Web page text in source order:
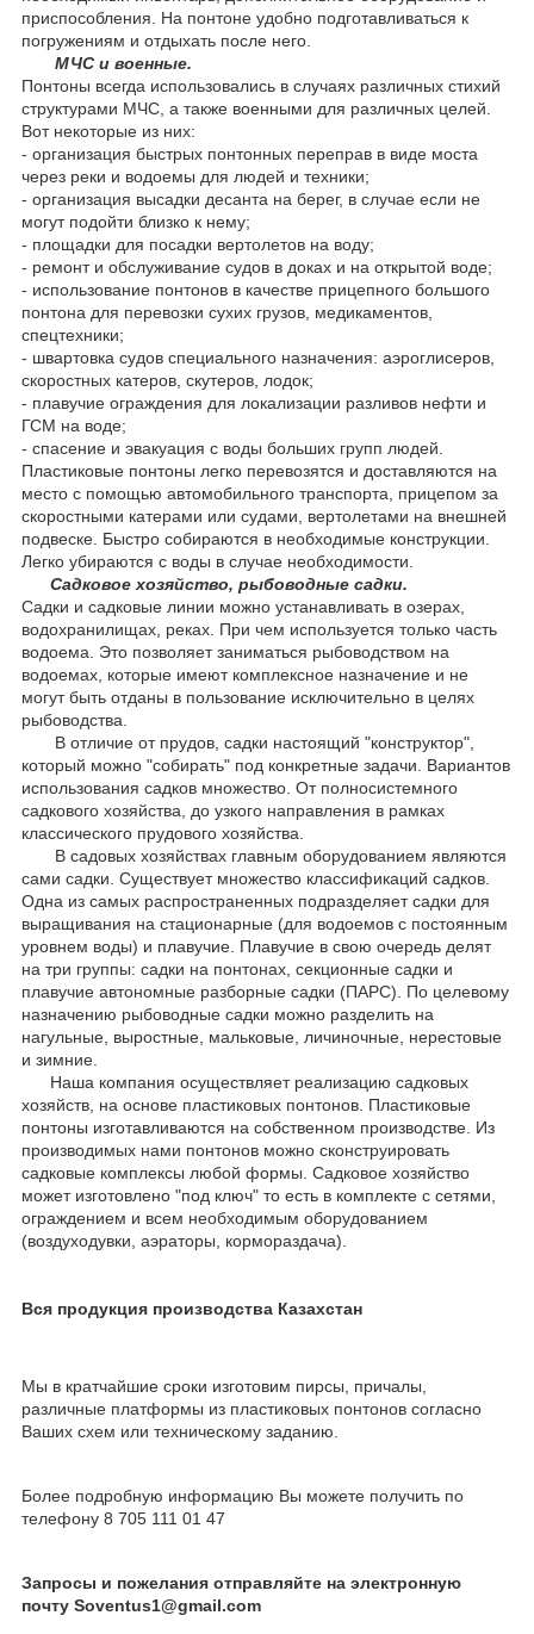
приспособления. На понтоне удобно подготавливаться к
погружениям и отдыхать после него.
МЧС и военные.
Понтоны всегда использовались в случаях различных стихий
структурами МЧС, а также военными для различных целей.
Вот некоторые из них:
- организация быстрых понтонных переправ в виде моста
через реки и водоемы для людей и техники;
- организация высадки десанта на берег, в случае если не
могут подойти близко к нему;
- площадки для посадки вертолетов на воду;
- ремонт и обслуживание судов в доках и на открытой воде;
- использование понтонов в качестве прицепного большого
понтона для перевозки сухих грузов, медикаментов,
спецтехники;
- швартовка судов специального назначения: аэроглисеров,
скоростных катеров, скутеров, лодок;
- плавучие ограждения для локализации разливов нефти и
ГСМ на воде;
- спасение и эвакуация с воды больших групп людей.
Пластиковые понтоны легко перевозятся и доставляются на
место с помощью автомобильного транспорта, прицепом за
скоростными катерами или судами, вертолетами на внешней
подвеске. Быстро собираются в необходимые конструкции.
Легко убираются с воды в случае необходимости.
Садковое хозяйство, рыбоводные садки.
Садки и садковые линии можно устанавливать в озерах,
водохранилищах, реках. При чем используется только часть
водоема. Это позволяет заниматься рыбоводством на
водоемах, которые имеют комплексное назначение и не
могут быть отданы в пользование исключительно в целях
рыбоводства.
В отличие от прудов, садки настоящий "конструктор",
который можно "собирать" под конкретные задачи. Вариантов
использования садков множество. От полносистемного
садкового хозяйства, до узкого направления в рамках
классического прудового хозяйства.
В садовых хозяйствах главным оборудованием являются
сами садки. Существует множество классификаций садков.
Одна из самых распространенных подразделяет садки для
выращивания на стационарные (для водоемов с постоянным
уровнем воды) и плавучие. Плавучие в свою очередь делят
на три группы: садки на понтонах, секционные садки и
плавучие автономные разборные садки (ПАРС). По целевому
назначению рыбоводные садки можно разделить на
нагульные, выростные, мальковые, личиночные, нерестовые
и зимние.
Наша компания осуществляет реализацию садковых
хозяйств, на основе пластиковых понтонов. Пластиковые
понтоны изготавливаются на собственном производстве. Из
производимых нами понтонов можно сконструировать
садковые комплексы любой формы. Садковое хозяйство
может изготовлено "под ключ" то есть в комплекте с сетями,
ограждением и всем необходимым оборудованием
(воздуходувки, аэраторы, кормораздача).
Вся продукция производства Казахстан
Мы в кратчайшие сроки изготовим пирсы, причалы,
различные платформы из пластиковых понтонов согласно
Ваших схем или техническому заданию.
Более подробную информацию Вы можете получить по
телефону 8 705 111 01 47
Запросы и пожелания отправляйте на электронную
почту Soventus1@gmail.com